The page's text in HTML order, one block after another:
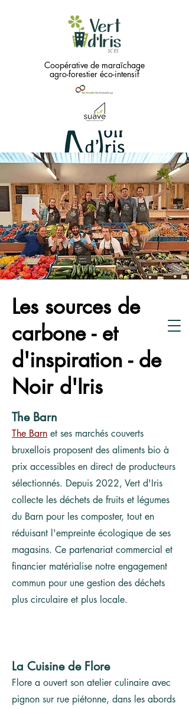
Coopérative de maraîchage
agro-forestier éco-intensif
Green
needs...
Black !!
Coopérative
de compostage
Les sources de
carbone - et
d'inspiration - de
Noir d'Iris
The Barn
The Barn et ses marchés couverts
bruxellois proposent des aliments bio à
prix accessibles en direct de producteurs
sélectionnés. Depuis 2022, Vert d'Iris
collecte les déchets de fruits et légumes
du Barn pour les composter, tout en
réduisant l'empreinte écologique de ses
magasins. Ce partenariat commercial et
financier matérialise notre engagement
commun pour une gestion des déchets
plus circulaire et plus locale.
La Cuisine de Flore
Flore a ouvert son atelier culinaire avec
pignon sur rue piétonne, dans les abords